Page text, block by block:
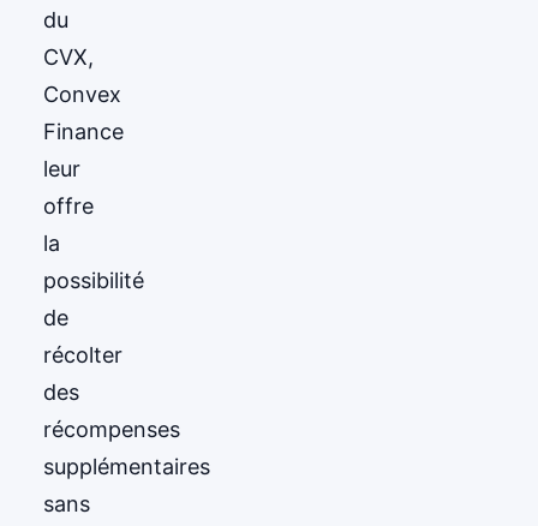
du
CVX,
Convex
Finance
leur
offre
la
possibilité
de
récolter
des
récompenses
supplémentaires
sans